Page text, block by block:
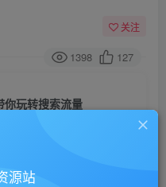
关注
1398 127
你玩转搜索流量
源站